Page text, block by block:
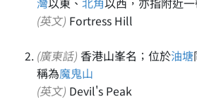
(英文) Fortress Hill
(廣東話) 香港山峯名；位於油塘
稱為魔鬼山
(英文) Devil's Peak